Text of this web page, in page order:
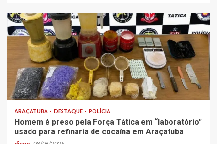
ARAÇATUBA DESTAQUE POLÍCIA
Homem é preso pela Força Tática em “laboratório”
usado para refinaria de cocaína em Araçatuba